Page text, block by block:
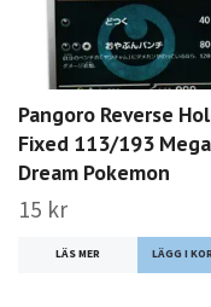
Pangoro Reverse
Fixed 113/193 Mega
Dream Pokemon
15 kr
LÄS MER